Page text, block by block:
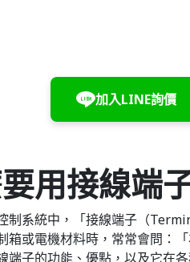
加入LINE詢價
制系統中，「接線端子（
箱或電機材料時，常常會問：
端子的功能、優點，以及它在